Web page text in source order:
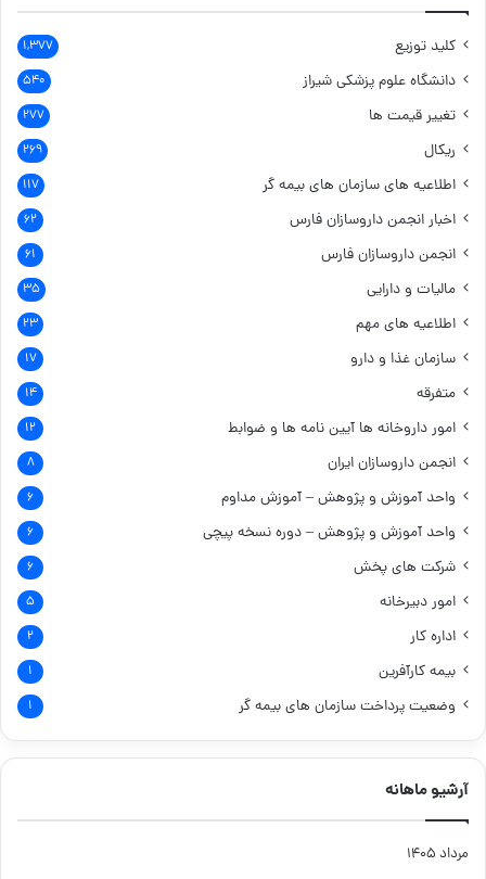
کلید توزیع ۱,۳۷۷
دانشگاه علوم پزشکی شیراز ۵۴۰
تغییر قیمت ها ۲۷۷
ریکال ۲۶۹
اطلاعیه های سازمان های بیمه گر ۱۱۷
اخبار انجمن داروسازان فارس ۶۲
انجمن داروسازان فارس ۶۱
مالیات و دارایی ۳۵
اطلاعیه های مهم ۲۳
سازمان غذا و دارو ۱۷
متفرقه ۱۴
امور داروخانه ها آیین نامه ها و ضوابط ۱۲
انجمن داروسازان ایران ۸
واحد آموزش و پژوهش – آموزش مداوم ۶
واحد آموزش و پژوهش – دوره نسخه پیچی ۶
شرکت های پخش ۶
امور دبیرخانه ۵
اداره کار ۲
بیمه کارآفرین ۱
وضعیت پرداخت سازمان های بیمه گر ۱
آرشیو ماهانه
مرداد ۱۴۰۵